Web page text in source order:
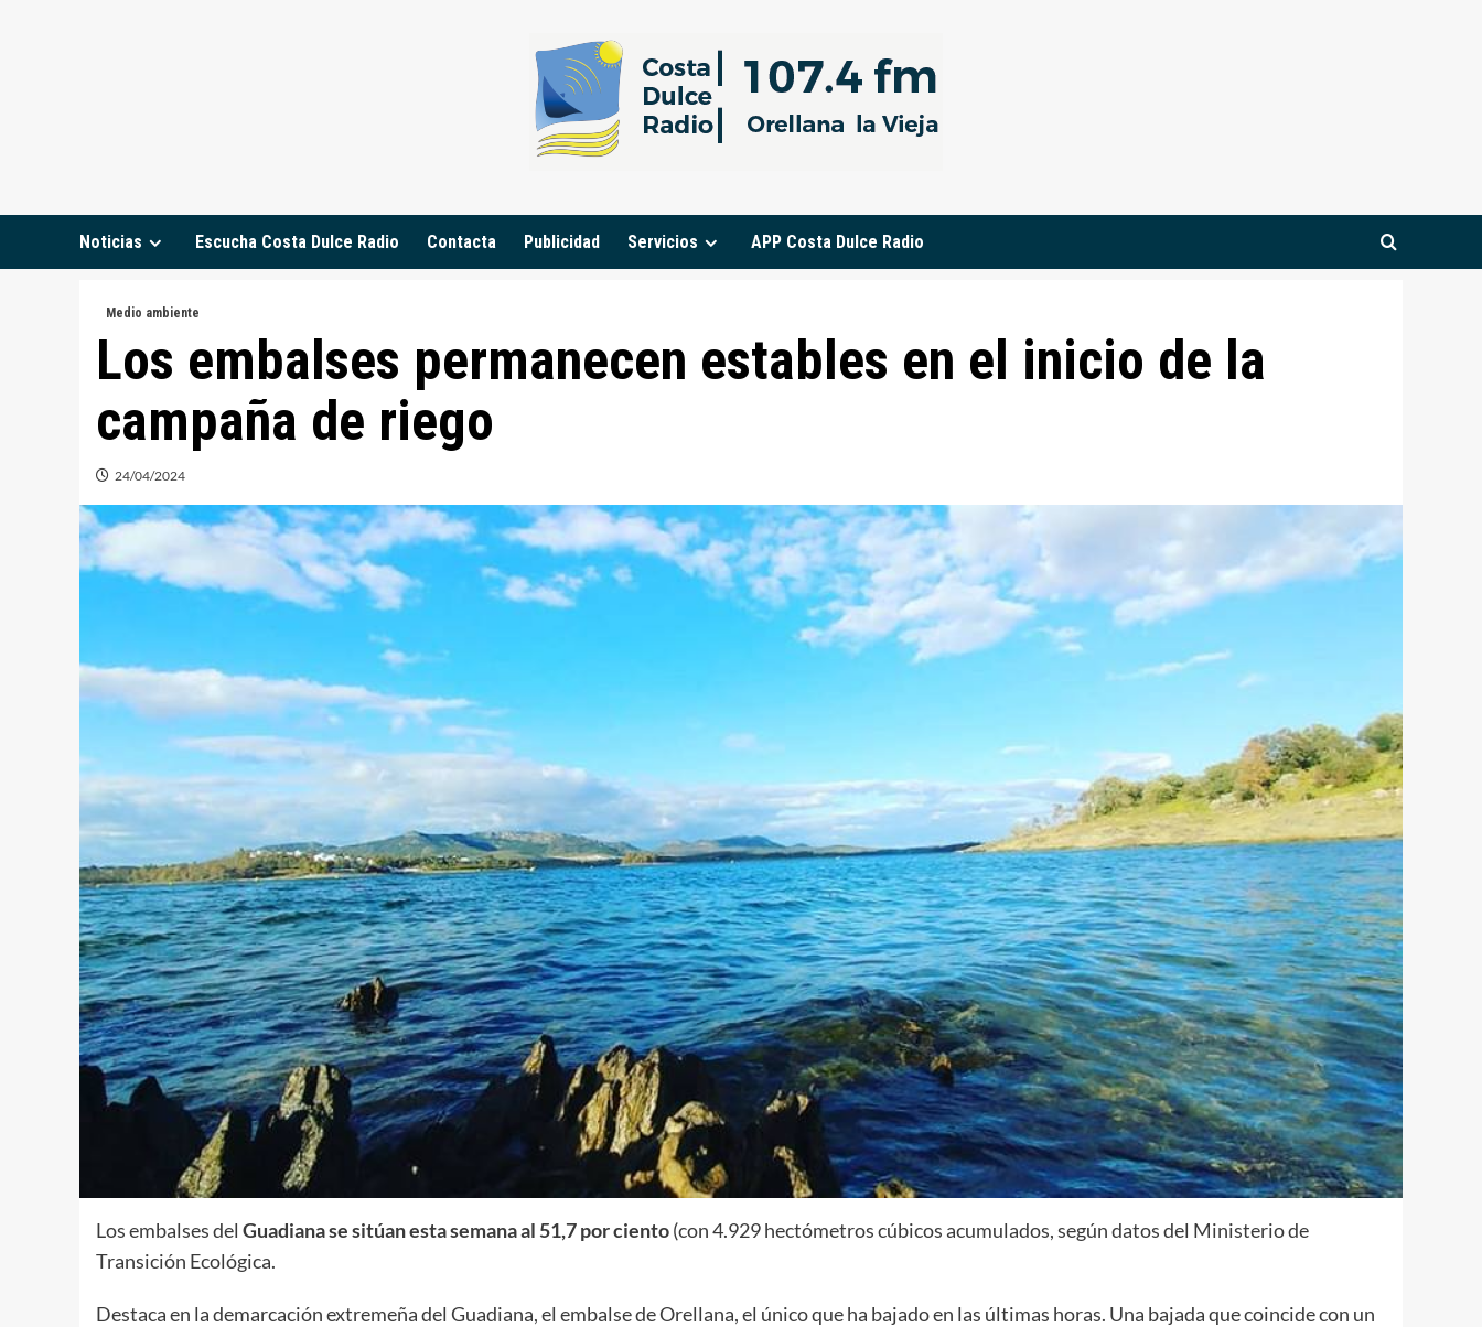
Noticias Escucha Costa Dulce Radio Contacta Publicidad Servicios APP Costa Dulce Radio
Medio ambiente
Los embalses permanecen estables en el inicio de la
campaña de riego
24/04/2024
Los embalses del Guadiana se sitúan esta semana al 51,7 por ciento(con 4.929 hectómetros cúbicos acumulados, según datos del Ministerio de
Transición Ecológica.
Destaca en la demarcación extremeña del Guadiana, el embalse de Orellana, el único que ha bajado en las últimas horas. Una bajada que coincide con un